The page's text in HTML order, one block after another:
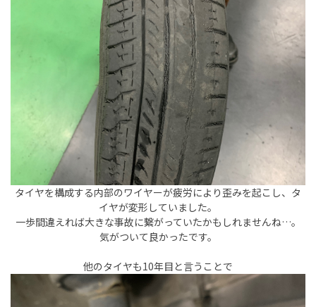
タイヤを構成する内部のワイヤーが疲労により歪みを起こし、タ
イヤが変形していました。
一歩間違えれば大きな事故に繋がっていたかもしれませんね…。
気がついて良かったです。
他のタイヤも10年目と言うことで